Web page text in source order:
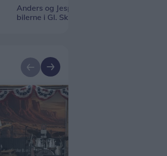
Anders og Jesper holder øje med
bilerne i Gl. Skagen